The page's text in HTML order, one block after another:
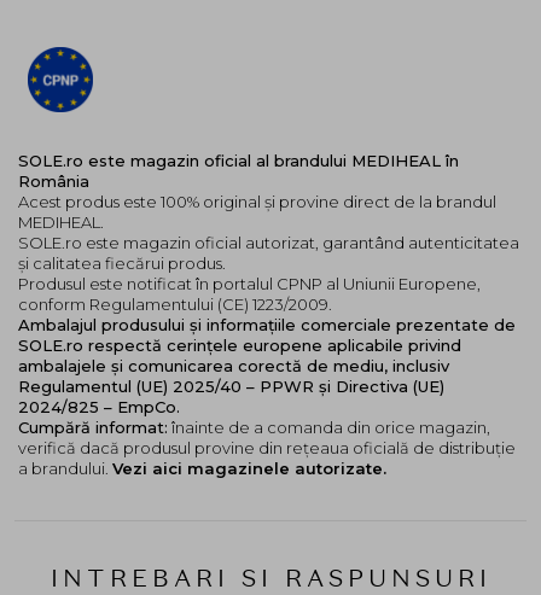
INTREBARI SI RASPUNSURI
SOLE.ro este magazin oficial al brandului MEDIHEAL în
România
Acest produs este 100% original și provine direct de la brandul
MEDIHEAL.
SOLE.ro este magazin oficial autorizat, garantând autenticitatea
și calitatea fiecărui produs.
Produsul este notificat în portalul CPNP al Uniunii Europene,
conform Regulamentului (CE) 1223/2009.
Ambalajul produsului și informațiile comerciale prezentate de
SOLE.ro respectă cerințele europene aplicabile privind
ambalajele și comunicarea corectă de mediu, inclusiv
Regulamentul (UE) 2025/40 – PPWR și Directiva (UE)
2024/825 – EmpCo.
Cumpără informat: înainte de a comanda din orice magazin,
verifică dacă produsul provine din rețeaua oficială de distribuție
a brandului. Vezi aici magazinele autorizate.